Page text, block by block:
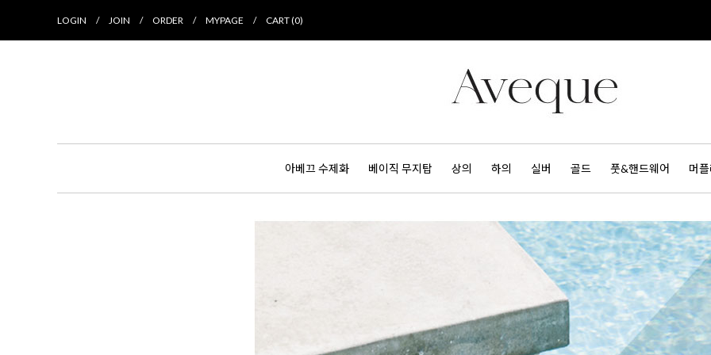
LOGIN / JOIN / ORDER / MYPAGE / CART (0)
아베끄 수제화 베이직 무지탑 상의 하의 실버 골드 풋&핸드웨어 머